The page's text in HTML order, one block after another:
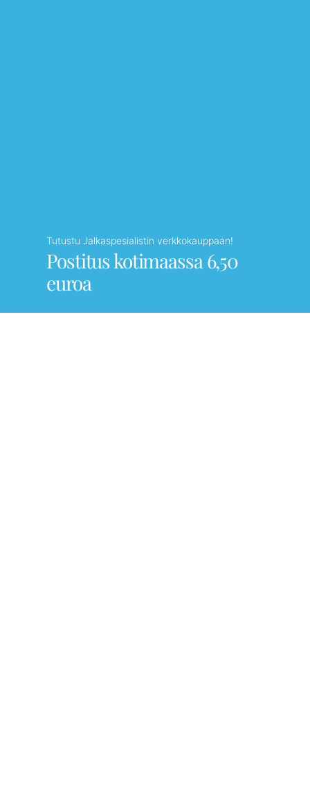
Tutustu Jalkaspesialistin verkkokauppaan!
Postitus kotimaassa 6,50
euroa